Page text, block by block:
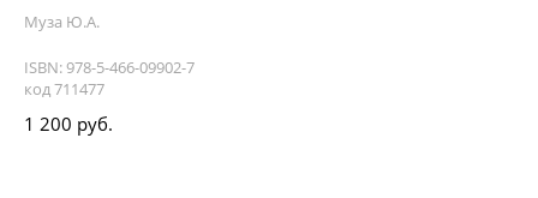
Муза Ю.А.
ISBN: 978-5-466-09902-7
код 711477
1 200 руб.